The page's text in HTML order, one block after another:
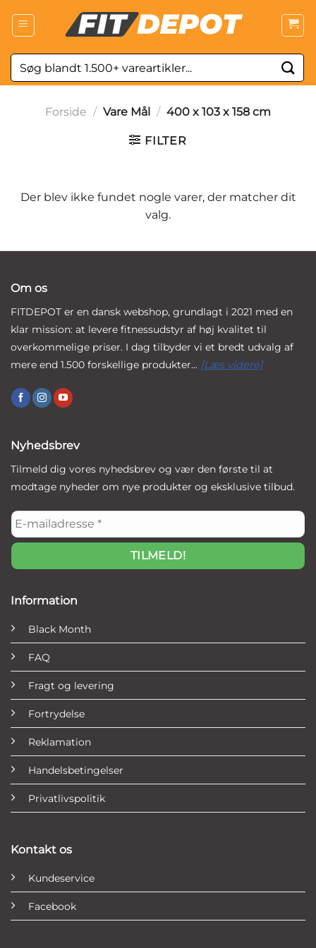
Søg
efter:
Forside / Vare Mål / 400 x 103 x 158 cm
FILTER
Der blev ikke fundet nogle varer, der matcher dit
valg.
Om os
FITDEPOT er en dansk webshop, grundlagt i 2021 med en
klar mission: at levere fitnessudstyr af høj kvalitet til
overkommelige priser. I dag tilbyder vi et bredt udvalg af
mere end 1.500 forskellige produkter... [Læs videre]
Information
Black Month
FAQ
Fragt og levering
Fortrydelse
Reklamation
Handelsbetingelser
Privatlivspolitik
Kontakt os
Kundeservice
Facebook
Nyhedsbrev
Tilmeld dig vores nyhedsbrev og vær den første til at
modtage nyheder om nye produkter og eksklusive tilbud.
E-
mailadresse
*